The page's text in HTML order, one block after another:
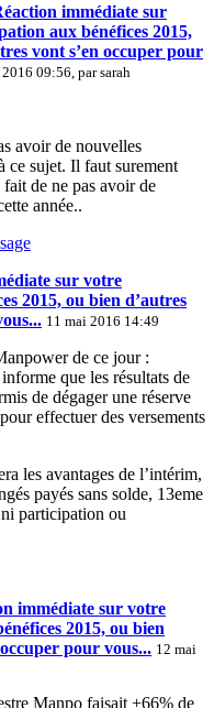
immédiate sur
aux bénéfices 2015,
vont s’en occuper pour
09:56, parsarah
avoir de nouvelles
ce sujet. Il faut surement
fait de ne pas avoir de
année..
sur votre
2015, ou bien d’autres
11 mai 2016 14:49
de ce jour :
que les résultats de
de dégager une réserve
effectuer des versements
les avantages de l’intérim,
payés sans solde, 13eme
participation ou
immédiate sur votre
2015, ou bien
pour vous... 12 mai
Manpo faisait +66% de